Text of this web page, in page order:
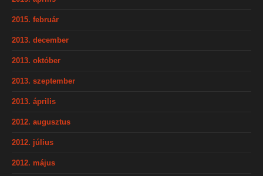
2015. február
2013. december
2013. október
2013. szeptember
2013. április
2012. augusztus
2012. július
2012. május